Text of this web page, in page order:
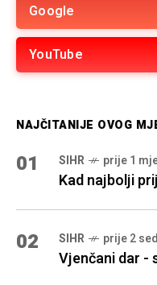
Google
YouTube
NAJČITANIJE OVOG
01 SIHR prije 1
Kad najbolji
02 SIHR prije 2
Vjenčani dar -